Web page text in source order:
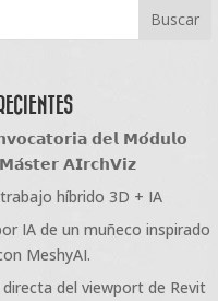
𝗱𝗲𝗹 𝗠𝗼́𝗱𝘂𝗹𝗼
𝗔𝗜𝗿𝗰𝗵𝗩𝗶𝘇
híbrido 3D + IA
IA de un muñeco inspirado
MeshyAI.
del viewport de Revit